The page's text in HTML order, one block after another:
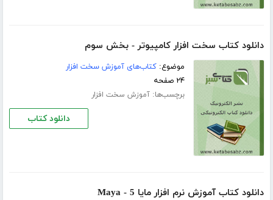
دانلود کتاب سخت افزار کامپیوتر - بخش سوم
موضوع:کتاب‌های آموزش سخت افزار
۲۴ صفحه
برچسب‌ها:آموزش سخت افزار
دانلود کتاب
دانلود کتاب آموزش نرم افزار مایا 5 - Maya